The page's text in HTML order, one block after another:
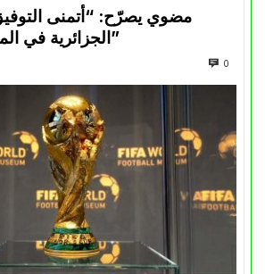
مضوي يصرّح: “أتمنى
الجزائرية في المسابقات القارية”
0